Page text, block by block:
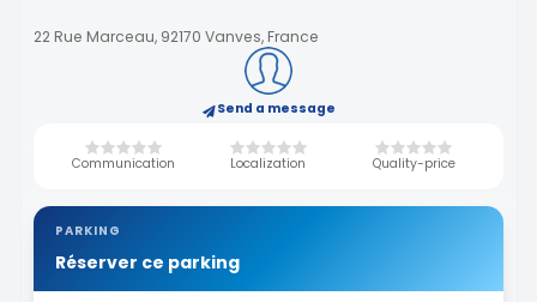
22 Rue Marceau, 92170 Vanves, France
Send a message
Communication Localization Quality-price
PARKING
Réserver ce parking